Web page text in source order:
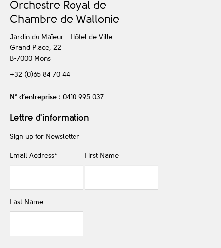
Orchestre Royal de
Chambre de Wallonie
Jardin du Maïeur - Hôtel de Ville
Grand Place, 22
B-7000 Mons
+32 (0)65 84 70 44
N° d’entreprise : 0410 995 037
Lettre d'information
Sign up for Newsletter
Email Address* First Name
Last Name